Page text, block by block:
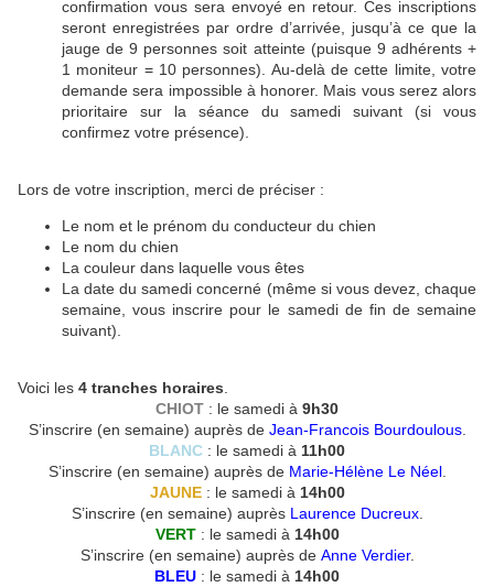
confirmation vous sera envoyé en retour. Ces inscriptions
seront enregistrées par ordre d’arrivée, jusqu’à ce que la
jauge de 9 personnes soit atteinte (puisque 9 adhérents +
1 moniteur = 10 personnes). Au-delà de cette limite, votre
demande sera impossible à honorer. Mais vous serez alors
prioritaire sur la séance du samedi suivant (si vous
confirmez votre présence).
Lors de votre inscription, merci de préciser :
Le nom et le prénom du conducteur du chien
Le nom du chien
La couleur dans laquelle vous êtes
La date du samedi concerné (même si vous devez, chaque
semaine, vous inscrire pour le samedi de fin de semaine
suivant).
Voici les 4 tranches horaires
CHIOT : le samedi à 9h30
S’inscrire (en semaine) auprès de Jean-Francois Bourdoulous.
BLANC : le samedi à 11h00
S’inscrire (en semaine) auprès de Marie-Hélène Le Néel.
JAUNE: le samedi à 14h00
S’inscrire (en semaine) auprès Laurence Ducreux.
VERT: le samedi à 14h00
S’inscrire (en semaine) auprès de Anne Verdier.
BLEU : le samedi à 14h00